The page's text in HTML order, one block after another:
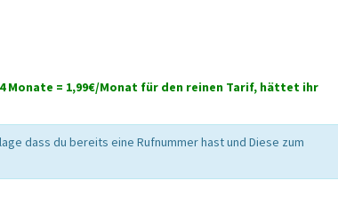
Monate = 1,99€/Monat für den reinen Tarif, hättet ihr
dass du bereits eine Rufnummer hast und Diese zum